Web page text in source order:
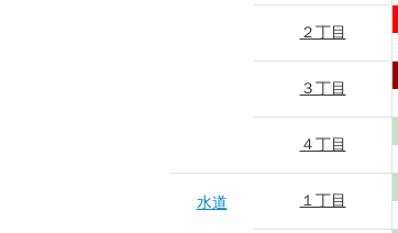
２丁目
３丁目
４丁目
水道 １丁目